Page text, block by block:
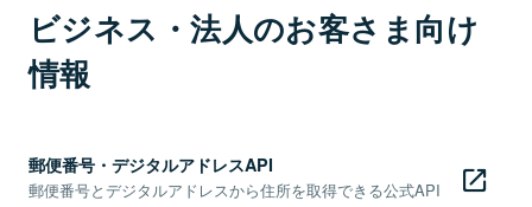
ビジネス・法人のお客さま向け
情報
郵便番号・デジタルアドレスAPI
郵便番号とデジタルアドレスから住所を取得できる公式API